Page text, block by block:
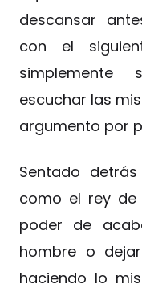
descansar
con el
escuchar las
argumento por
Sentado
como el rey
poder de
hombre o
haciendo lo